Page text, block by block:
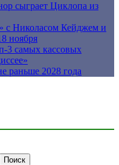
сыграет Циклопа из
с Николасом Кейджем и
ноября
3 самых кассовых
раньше 2028 года